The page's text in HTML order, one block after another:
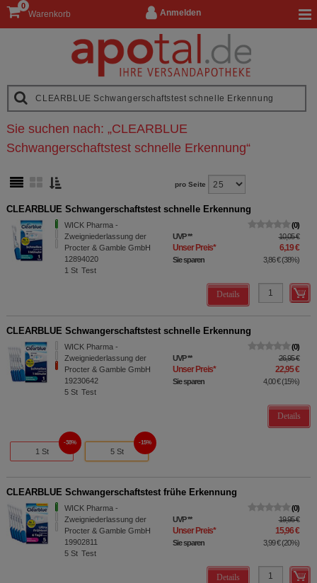
Anmelden
Warenkorb
0
Sie suchen nach: „CLEARBLUE
Schwangerschaftstest schnelle Erkennung“
pro Seite
CLEARBLUE Schwangerschaftstest schnelle Erkennung
WICK Pharma -
Zweigniederlassung der
Procter & Gamble GmbH
12894020
1 St Test
0
UVP** 10,05 €
Unser Preis* 6,19 €
Sie sparen 3,86 €(38%)
Details
CLEARBLUE Schwangerschaftstest schnelle Erkennung
WICK Pharma -
Zweigniederlassung der
Procter & Gamble GmbH
19230642
5 St Test
0
UVP** 26,95 €
Unser Preis* 22,95 €
Sie sparen 4,00 €(15%)
Details
1 St
38%
5 St
15%
CLEARBLUE Schwangerschaftstest frühe Erkennung
WICK Pharma -
Zweigniederlassung der
Procter & Gamble GmbH
19902811
5 St Test
0
UVP** 19,95 €
Unser Preis* 15,96 €
Sie sparen 3,99 €(20%)
Details